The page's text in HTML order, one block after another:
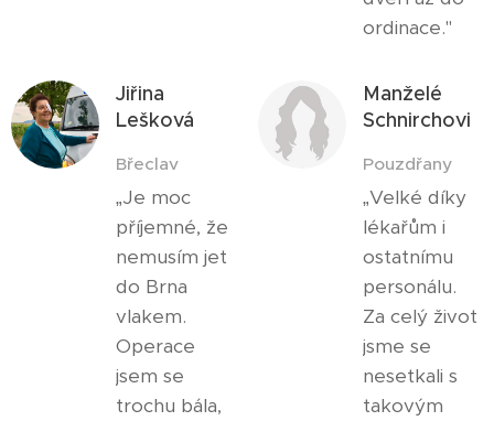
ordinace."
Jiřina
Lešková
Břeclav
„Je moc
příjemné, že
nemusím jet
do Brna
vlakem.
Operace
jsem se
trochu bála,
Manželé
Schnirchovi
Pouzdřany
„Velké díky
lékařům i
ostatnímu
personálu.
Za celý život
jsme se
nesetkali s
takovým